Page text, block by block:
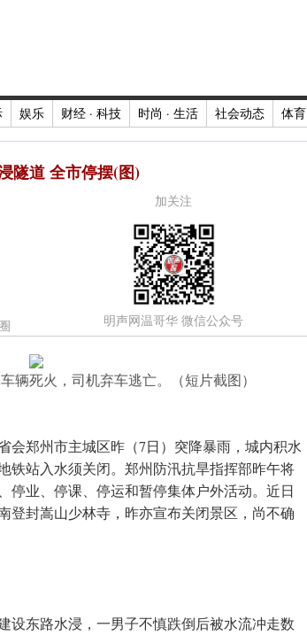
娱乐 财经 · 科技 时尚 · 生活 社会动态 体育
隧道 全市停摆(图)
加关注
明声网温哥华 微信公众号
辆死火，司机弃车逃亡。（短片截图）
会郑州市主城区昨（7日）突降暴雨，城内积水
铁站入水须关闭。郑州防汛抗旱指挥部昨午将
停业、停课、停运和暂停集体户外活动。近日
登封嵩山少林寺，昨亦宣布关闭景区，尚不确
设东路水浸，一男子不慎跌倒后被水流冲走数